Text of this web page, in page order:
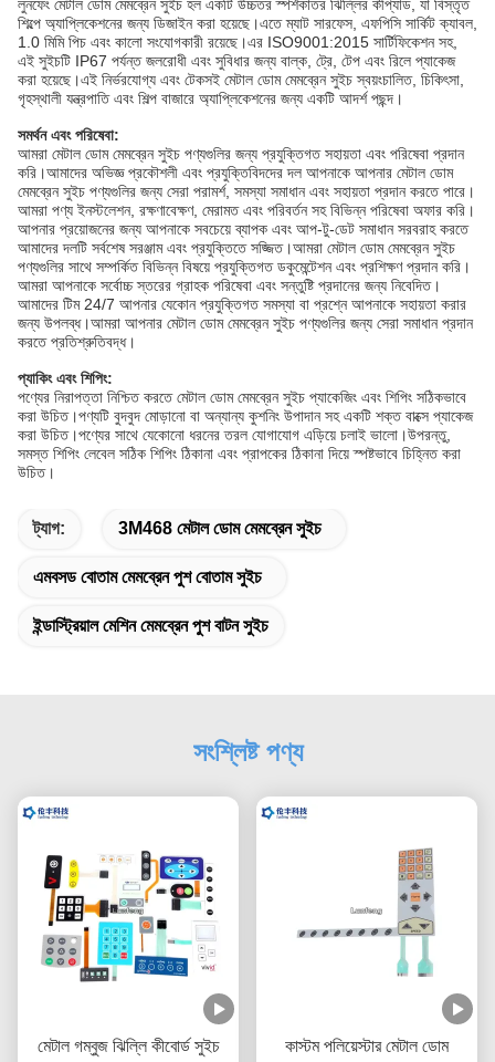
লুনফেং মেটাল ডোম মেমব্রেন সুইচ হল একটি উচ্চতর স্পর্শকাতর ঝিল্লির কীপ্যাড, যা বিস্তৃত
শিল্পে অ্যাপ্লিকেশনের জন্য ডিজাইন করা হয়েছে।এতে ম্যাট সারফেস, এফপিসি সার্কিট ক্যাবল,
1.0 মিমি পিচ এবং কালো সংযোগকারী রয়েছে।এর ISO9001:2015 সার্টিফিকেশন সহ,
এই সুইচটি IP67 পর্যন্ত জলরোধী এবং সুবিধার জন্য বাল্ক, ট্রে, টেপ এবং রিলে প্যাকেজ
করা হয়েছে।এই নির্ভরযোগ্য এবং টেকসই মেটাল ডোম মেমব্রেন সুইচ স্বয়ংচালিত, চিকিৎসা,
গৃহস্থালী যন্ত্রপাতি এবং শিল্প বাজারে অ্যাপ্লিকেশনের জন্য একটি আদর্শ পছন্দ।
সমর্থন এবং পরিষেবা:
আমরা মেটাল ডোম মেমব্রেন সুইচ পণ্যগুলির জন্য প্রযুক্তিগত সহায়তা এবং পরিষেবা প্রদান
করি।আমাদের অভিজ্ঞ প্রকৌশলী এবং প্রযুক্তিবিদদের দল আপনাকে আপনার মেটাল ডোম
মেমব্রেন সুইচ পণ্যগুলির জন্য সেরা পরামর্শ, সমস্যা সমাধান এবং সহায়তা প্রদান করতে পারে।
আমরা পণ্য ইনস্টলেশন, রক্ষণাবেক্ষণ, মেরামত এবং পরিবর্তন সহ বিভিন্ন পরিষেবা অফার করি।
আপনার প্রয়োজনের জন্য আপনাকে সবচেয়ে ব্যাপক এবং আপ-টু-ডেট সমাধান সরবরাহ করতে
আমাদের দলটি সর্বশেষ সরঞ্জাম এবং প্রযুক্তিতে সজ্জিত।আমরা মেটাল ডোম মেমব্রেন সুইচ
পণ্যগুলির সাথে সম্পর্কিত বিভিন্ন বিষয়ে প্রযুক্তিগত ডকুমেন্টেশন এবং প্রশিক্ষণ প্রদান করি।
আমরা আপনাকে সর্বোচ্চ স্তরের গ্রাহক পরিষেবা এবং সন্তুষ্টি প্রদানের জন্য নিবেদিত।
আমাদের টিম 24/7 আপনার যেকোন প্রযুক্তিগত সমস্যা বা প্রশ্নে আপনাকে সহায়তা করার
জন্য উপলব্ধ।আমরা আপনার মেটাল ডোম মেমব্রেন সুইচ পণ্যগুলির জন্য সেরা সমাধান প্রদান
করতে প্রতিশ্রুতিবদ্ধ।
প্যাকিং এবং শিপিং:
পণ্যের নিরাপত্তা নিশ্চিত করতে মেটাল ডোম মেমব্রেন সুইচ প্যাকেজিং এবং শিপিং সঠিকভাবে
করা উচিত।পণ্যটি বুদবুদ মোড়ানো বা অন্যান্য কুশনিং উপাদান সহ একটি শক্ত বাক্সে প্যাকেজ
করা উচিত।পণ্যের সাথে যেকোনো ধরনের তরল যোগাযোগ এড়িয়ে চলাই ভালো।উপরন্তু,
সমস্ত শিপিং লেবেল সঠিক শিপিং ঠিকানা এবং প্রাপকের ঠিকানা দিয়ে স্পষ্টভাবে চিহ্নিত করা
উচিত।
ট্যাগ: 3M468 মেটাল ডোম মেমব্রেন সুইচ
এমবসড বোতাম মেমব্রেন পুশ বোতাম সুইচ
ইন্ডাস্ট্রিয়াল মেশিন মেমব্রেন পুশ বাটন সুইচ
সংশ্লিষ্ট পণ্য
মেটাল গম্বুজ ঝিল্লি কীবোর্ড সুইচ
কাস্টম পলিয়েস্টার মেটাল ডোম